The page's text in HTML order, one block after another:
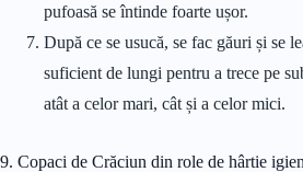
pufoasă se întinde foarte ușor.
După ce se usucă, se fac găuri și se
suficient de lungi pentru a trece pe
atât a celor mari, cât și a celor mici.
9. Copaci de Crăciun din role de hârtie